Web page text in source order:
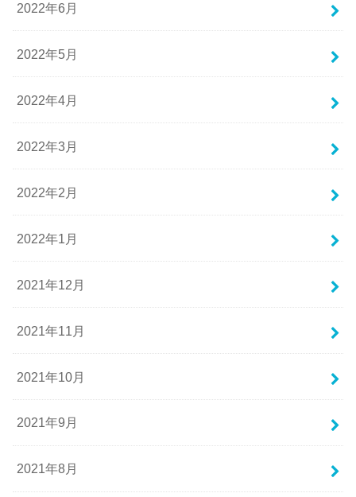
2022年6月
2022年5月
2022年4月
2022年3月
2022年2月
2022年1月
2021年12月
2021年11月
2021年10月
2021年9月
2021年8月